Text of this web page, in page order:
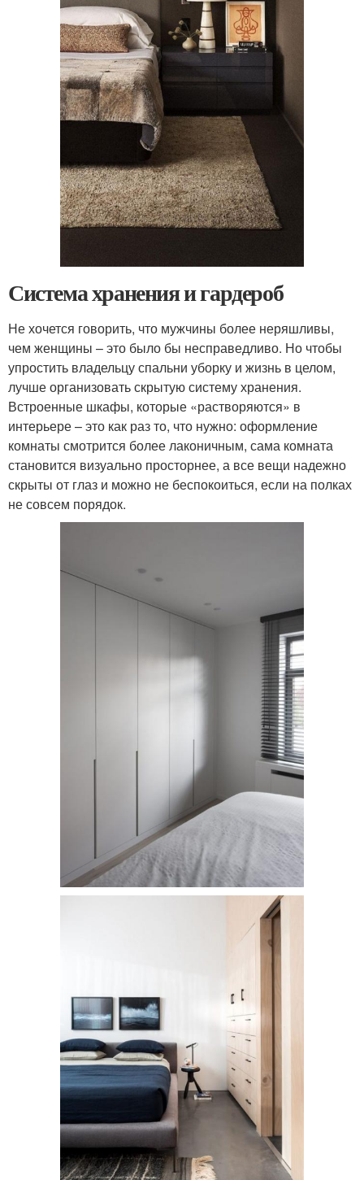
Система хранения и гардероб
Не хочется говорить, что мужчины более неряшливы,
чем женщины – это было бы несправедливо. Но чтобы
упростить владельцу спальни уборку и жизнь в целом,
лучше организовать скрытую систему хранения.
Встроенные шкафы, которые «растворяются» в
интерьере – это как раз то, что нужно: оформление
комнаты смотрится более лаконичным, сама комната
становится визуально просторнее, а все вещи надежно
скрыты от глаз и можно не беспокоиться, если на полках
не совсем порядок.